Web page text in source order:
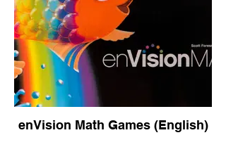
enVision Math Games (English)